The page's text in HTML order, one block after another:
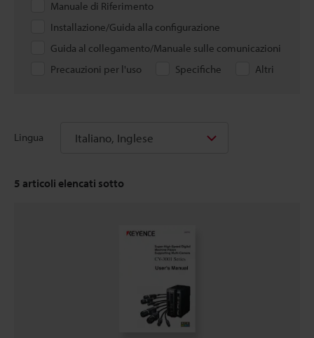
Manuale di Riferimento
Installazione/Guida alla configurazione
Guida al collegamento/Manuale sulle comunicazioni
Precauzioni per l'uso
Specifiche Altri
Lingua Italiano, Inglese
5 articoli elencati sotto